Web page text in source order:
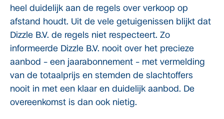
heel duidelijk aan de regels over verkoop op
afstand houdt. Uit de vele getuigenissen blijkt dat
Dizzle B.V. de regels niet respecteert. Zo
informeerde Dizzle B.V. nooit over het precieze
aanbod – een jaarabonnement – met vermelding
van de totaalprijs en stemden de slachtoffers
nooit in met een klaar en duidelijk aanbod. De
overeenkomst is dan ook nietig.